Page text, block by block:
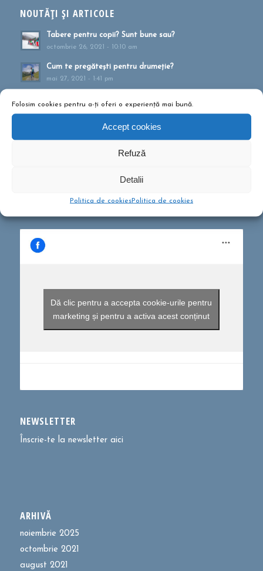
Folosim cookies pentru a-ți oferi o experiență mai bună.
Accept cookies
Refuză
Detalii
Politica de cookiesPolitica de cookies
NOUTĂȚI ȘI ARTICOLE
Tabere pentru copii? Sunt bune sau?
octombrie 26, 2021 - 10:10 am
Cum te pregătești pentru drumeție?
mai 27, 2021 - 1:41 pm
aprilie 20, 2021 - 1:16 pm
Drumeții montane pentru familii!
februarie 13, 2020 - 5:21 pm
Dă clic pentru a accepta cookie-urile pentru
marketing și pentru a activa acest conținut
NEWSLETTER
Înscrie-te la newsletter aici
ARHIVĂ
noiembrie 2025
octombrie 2021
august 2021